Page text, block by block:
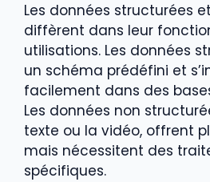
Les données structurées
diffèrent dans leur
utilisations. Les données
un schéma prédéfini et
facilement dans des
Les données non
texte ou la vidéo, offrent
mais nécessitent des
spécifiques.